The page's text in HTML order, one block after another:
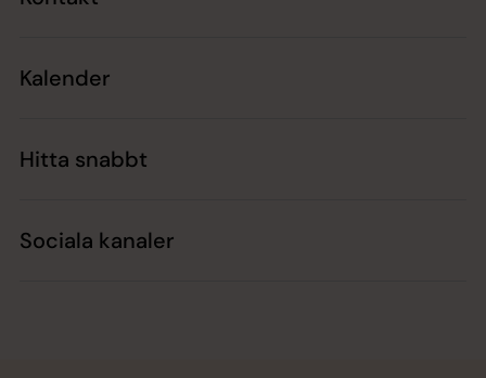
Kalender
Hitta snabbt
Sociala kanaler